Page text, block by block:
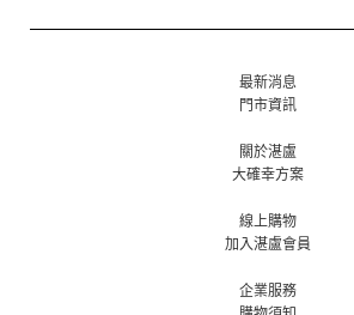
最新消息
門市資訊
關於湛盧
大確幸方案
線上購物
加入湛盧會員
企業服務